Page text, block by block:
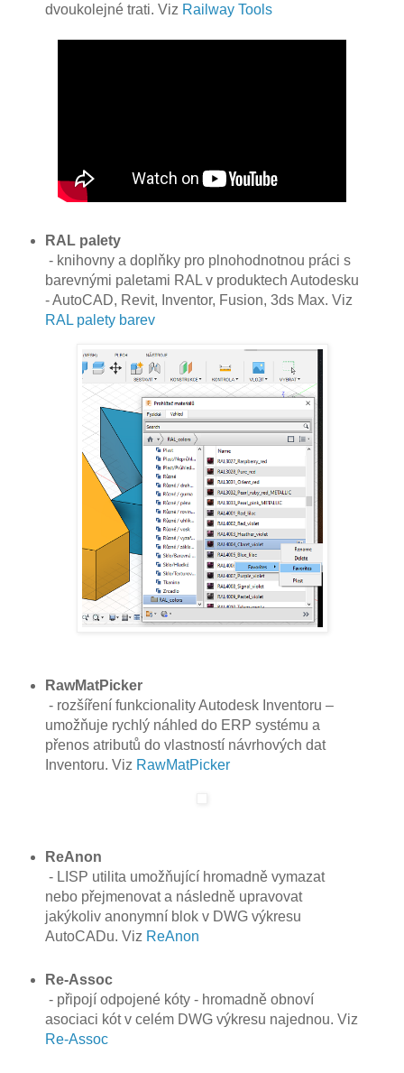
dvoukolejné trati. Viz Railway Tools
RAL palety
- knihovny a doplňky pro plnohodnotnou práci s
barevnými paletami RAL v produktech Autodesku
- AutoCAD, Revit, Inventor, Fusion, 3ds Max. Viz
RAL palety barev
RawMatPicker
- rozšíření funkcionality Autodesk Inventoru –
umožňuje rychlý náhled do ERP systému a
přenos atributů do vlastností návrhových dat
Inventoru. Viz RawMatPicker
ReAnon
- LISP utilita umožňující hromadně vymazat
nebo přejmenovat a následně upravovat
jakýkoliv anonymní blok v DWG výkresu
AutoCADu. Viz ReAnon
Re-Assoc
- připojí odpojené kóty - hromadně obnoví
asociaci kót v celém DWG výkresu najednou. Viz
Re-Assoc